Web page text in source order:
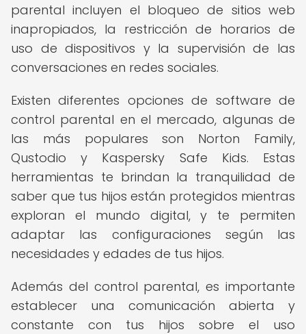
parental incluyen el bloqueo de sitios web
inapropiados, la restricción de horarios de
uso de dispositivos y la supervisión de las
conversaciones en redes sociales.
Existen diferentes opciones de software de
control parental en el mercado, algunas de
las más populares son Norton Family,
Qustodio y Kaspersky Safe Kids. Estas
herramientas te brindan la tranquilidad de
saber que tus hijos están protegidos mientras
exploran el mundo digital, y te permiten
adaptar las configuraciones según las
necesidades y edades de tus hijos.
Además del control parental, es importante
establecer una comunicación abierta y
constante con tus hijos sobre el uso